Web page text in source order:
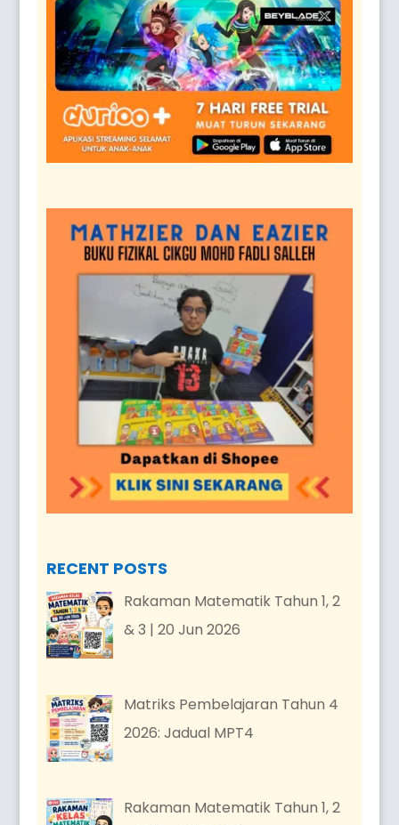
RECENT POSTS
Rakaman Matematik Tahun 1, 2
& 3 | 20 Jun 2026
Matriks Pembelajaran Tahun 4
2026: Jadual MPT4
Rakaman Matematik Tahun 1, 2